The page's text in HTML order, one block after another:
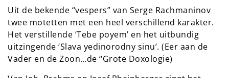
Uit de bekende “vespers” van Serge Rachmaninov
twee motetten met een heel verschillend karakter.
Het verstillende ‘Tebe poyem’ en het uitbundig
uitzingende ‘Slava yedinorodny sinu’. (Eer aan de
Vader en de Zoon…de “Grote Doxologie)